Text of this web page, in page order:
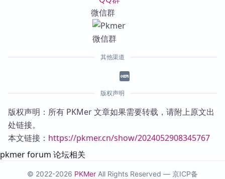
微信群
其他渠道
版权声明
版权声明：所有 PKMer 文章如果需要转载，请附上原文出
处链接。
本文链接： https://pkmer.cn/show/2024052908345767
pkmer forum 论坛相关
© 2022-2026 PKMer All Rights Reserved — 京ICP备